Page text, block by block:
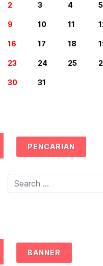
2 3 4 5
9 10 11
16 17 18
23 24 25
30 31
PENCARIAN
BANNER